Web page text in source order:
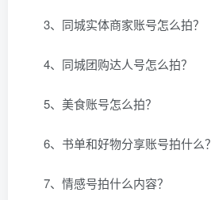
3、同城实体商家账号怎么拍？
4、同城团购达人号怎么拍？
5、美食账号怎么拍？
6、书单和好物分享账号拍什么？
7、情感号拍什么内容？